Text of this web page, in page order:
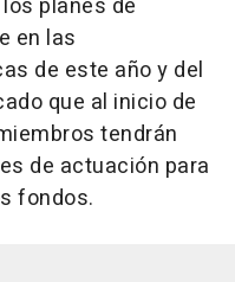
en las
de este año y del
que al inicio de
tendrán
de actuación para
fondos.